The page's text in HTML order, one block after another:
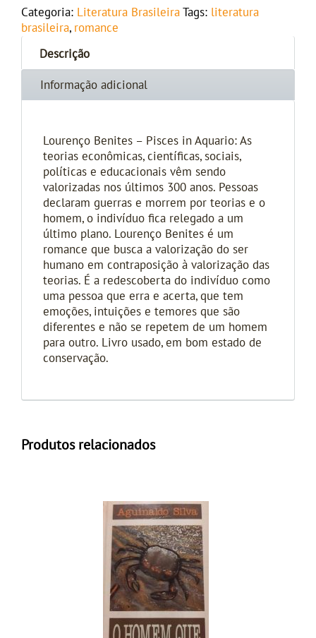
Categoria: Literatura Brasileira Tags: literatura
brasileira, romance
Descrição
Informação adicional
Lourenço Benites – Pisces in Aquario: As
teorias econômicas, científicas, sociais,
políticas e educacionais vêm sendo
valorizadas nos últimos 300 anos. Pessoas
declaram guerras e morrem por teorias e o
homem, o indivíduo fica relegado a um
último plano. Lourenço Benites é um
romance que busca a valorização do ser
humano em contraposição à valorização das
teorias. É a redescoberta do indivíduo como
uma pessoa que erra e acerta, que tem
emoções, intuições e temores que são
diferentes e não se repetem de um homem
para outro. Livro usado, em bom estado de
conservação.
Produtos relacionados